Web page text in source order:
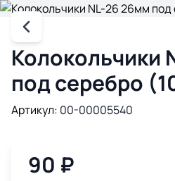
Колокольчики
под серебро
Артикул: 00-00005540
90 ₽